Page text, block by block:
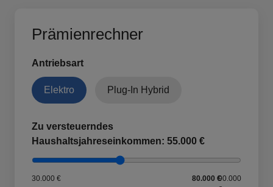
Prämienrechner
Antriebsart
Elektro Plug-In Hybrid
Zu versteuerndes
Haushaltsjahreseinkommen: 55.000 €
30.000 € 80.000 €90.000